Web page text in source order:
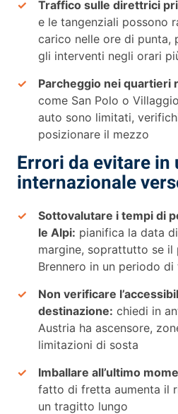
Traffico sulle direttrici
e le tangenziali possono
carico nelle ore di punta,
gli interventi negli orari
Parcheggio nei quartieri
come San Polo o
auto sono limitati,
posizionare il mezzo
Errori da evitare in
internazionale
Sottovalutare i tempi di
le Alpi: pianifica la data
margine, soprattutto se il
Brennero in un periodo
Non verificare
destinazione: chiedi in
Austria ha ascensore,
limitazioni di sosta
Imballare all’ultimo
fatto di fretta aumenta il
un tragitto lungo